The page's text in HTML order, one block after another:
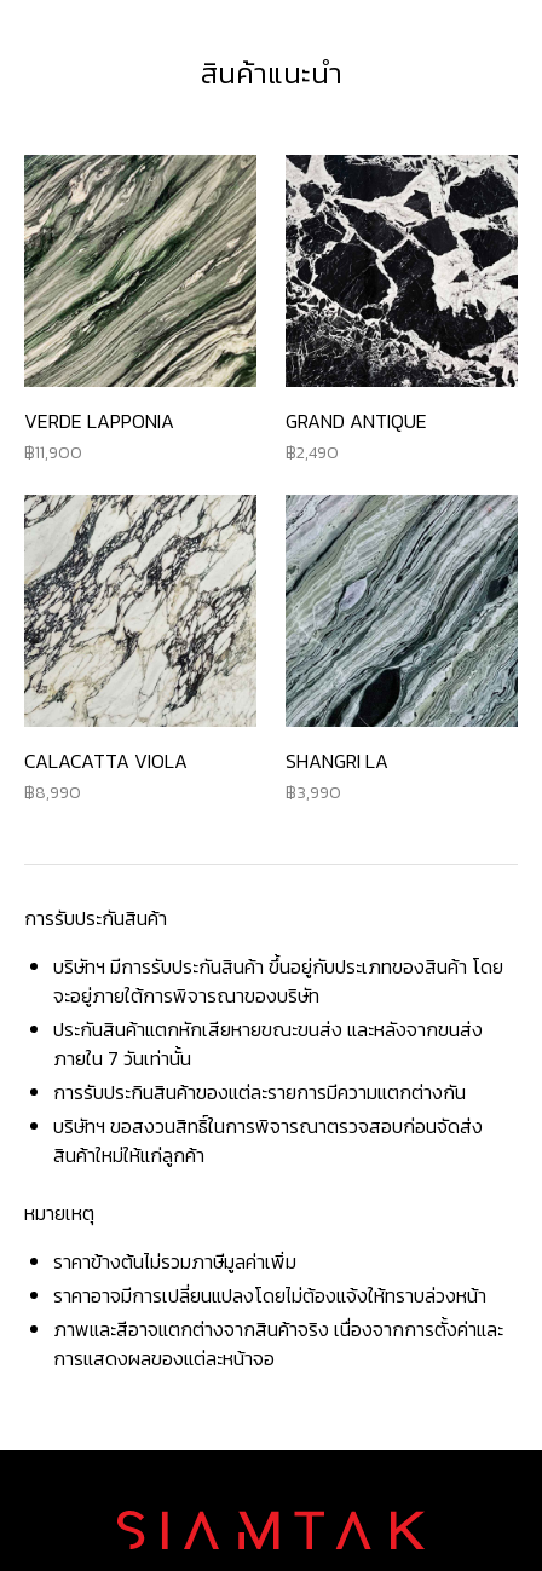
สินค้าแนะนำ
VERDE LAPPONIA
11,900
GRAND ANTIQUE
2,490
CALACATTA VIOLA
8,990
SHANGRI LA
3,990
การรับประกันสินค้า
บริษัทฯ มีการรับประกันสินค้า ขึ้นอยู่กับประเภทของสินค้า โดย
จะอยู่ภายใต้การพิจารณาของบริษัท
ประกันสินค้าแตกหักเสียหายขณะขนส่ง และหลังจากขนส่ง
ภายใน 7 วันเท่านั้น
การรับประกินสินค้าของแต่ละรายการมีความแตกต่างกัน
บริษัทฯ ขอสงวนสิทธิ์ในการพิจารณาตรวจสอบก่อนจัดส่ง
สินค้าใหม่ให้แก่ลูกค้า
หมายเหตุ
ราคาข้างต้นไม่รวมภาษีมูลค่าเพิ่ม
ราคาอาจมีการเปลี่ยนแปลงโดยไม่ต้องแจ้งให้ทราบล่วงหน้า
ภาพและสีอาจแตกต่างจากสินค้าจริง เนื่องจากการตั้งค่าและ
การแสดงผลของแต่ละหน้าจอ